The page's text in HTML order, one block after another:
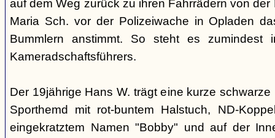
auf dem Weg zurück zu ihren Fahrrädern von
Maria Sch. vor der Polizeiwache in Opladen
Bummlern anstimmt. So steht es
Kameradschaftsführers.
Der 19jährige Hans W. trägt eine kurze
Sporthemd mit rot-buntem Halstuch, ND-
eingekratztem Namen "Bobby" und auf der